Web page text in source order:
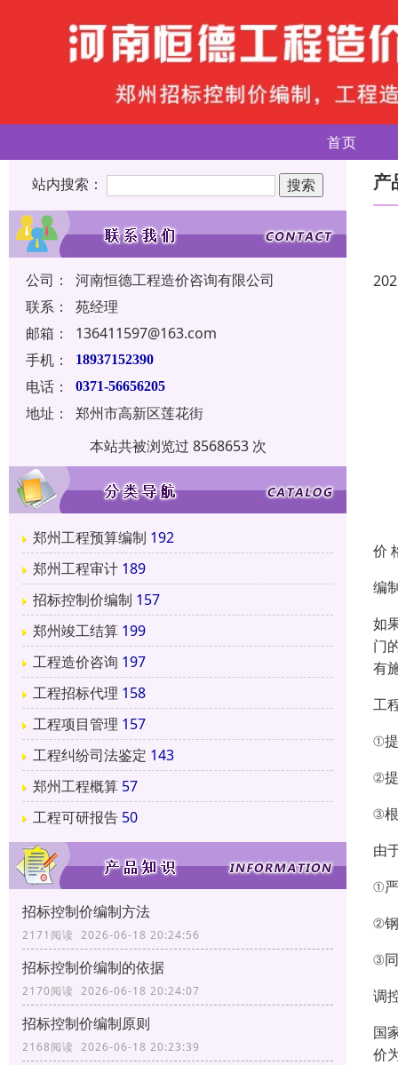
首页
站内搜索：
公司：
河南恒德工程造价咨询有限公司
联系：
苑经理
邮箱：
136411597@163.com
手机：
18937152390
电话： 0371-56656205
地址：
郑州市高新区莲花街
本站共被浏览过 8568653 次
郑州工程预算编制 192
郑州工程审计 189
招标控制价编制 157
郑州竣工结算 199
工程造价咨询 197
工程招标代理 158
工程项目管理 157
工程纠纷司法鉴定 143
郑州工程概算 57
工程可研报告 50
招标控制价编制方法
2171阅读 2026-06-18 20:24:56
招标控制价编制的依据
2170阅读 2026-06-18 20:24:07
招标控制价编制原则
2168阅读 2026-06-18 20:23:39
产
价
编
如
门
有
工
①
②
③
由
①
②
③
调
国
价